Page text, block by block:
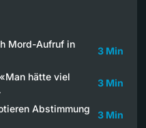
Mord-Aufruf in
3 Min
hätte viel
3 Min
Abstimmung
3 Min